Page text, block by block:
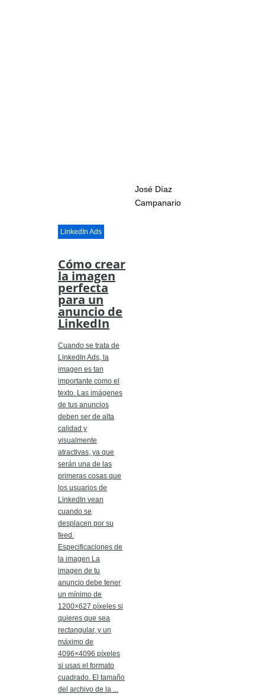
José Díaz
Campanario
LinkedIn Ads
Cómo crear
la imagen
perfecta
para un
anuncio de
LinkedIn
Cuando se trata de
LinkedIn Ads, la
imagen es tan
importante como el
texto. Las imágenes
de tus anuncios
deben ser de alta
calidad y
visualmente
atractivas, ya que
serán una de las
primeras cosas que
los usuarios de
LinkedIn vean
cuando se
desplacen por su
feed.
Especificaciones de
la imagen La
imagen de tu
anuncio debe tener
un mínimo de
1200×627 píxeles si
quieres que sea
rectangular, y un
máximo de
4096×4096 píxeles
si usas el formato
cuadrado. El tamaño
del archivo de la ...